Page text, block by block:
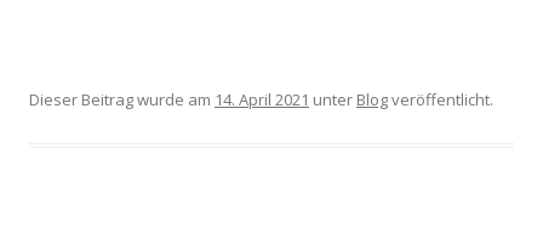
Dieser Beitrag wurde am 14. April 2021 unter Blogveröffentlicht.